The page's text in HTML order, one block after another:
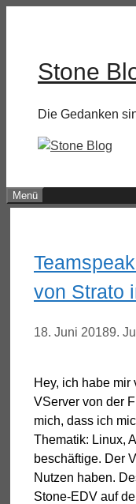
Stone
Die Gedanken
Menü
von Strato
18. Juni 20189.
Hey, ich habe mir
VServer von der
mich, dass ich
Thematik: Linux,
beschäftige. Der
Nutzen haben.
Stone-EDV auf